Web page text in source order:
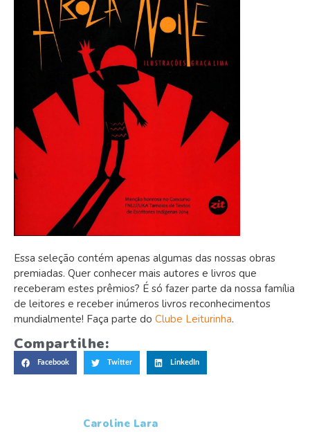
Essa seleção contém apenas algumas das nossas obras
premiadas. Quer conhecer mais autores e livros que
receberam estes prêmios? É só fazer parte da nossa família
de leitores e receber inúmeros livros reconhecimentos
mundialmente! Faça parte do Clube Leiturinha.
Compartilhe:
Facebook Twitter LinkedIn
Caroline Lara